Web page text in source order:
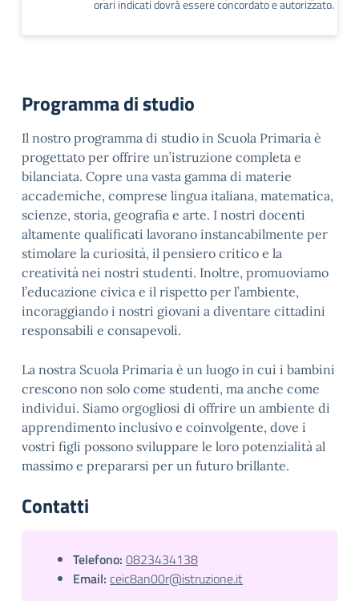
orari indicati dovrà essere concordato e autorizzato.
Programma di studio
Il nostro programma di studio in Scuola Primaria è
progettato per offrire un’istruzione completa e
bilanciata. Copre una vasta gamma di materie
accademiche, comprese lingua italiana, matematica,
scienze, storia, geografia e arte. I nostri docenti
altamente qualificati lavorano instancabilmente per
stimolare la curiosità, il pensiero critico e la
creatività nei nostri studenti. Inoltre, promuoviamo
l’educazione civica e il rispetto per l’ambiente,
incoraggiando i nostri giovani a diventare cittadini
responsabili e consapevoli.
La nostra Scuola Primaria è un luogo in cui i bambini
crescono non solo come studenti, ma anche come
individui. Siamo orgogliosi di offrire un ambiente di
apprendimento inclusivo e coinvolgente, dove i
vostri figli possono sviluppare le loro potenzialità al
massimo e prepararsi per un futuro brillante.
Contatti
Telefono: 0823434138
Email: ceic8an00r@istruzione.it